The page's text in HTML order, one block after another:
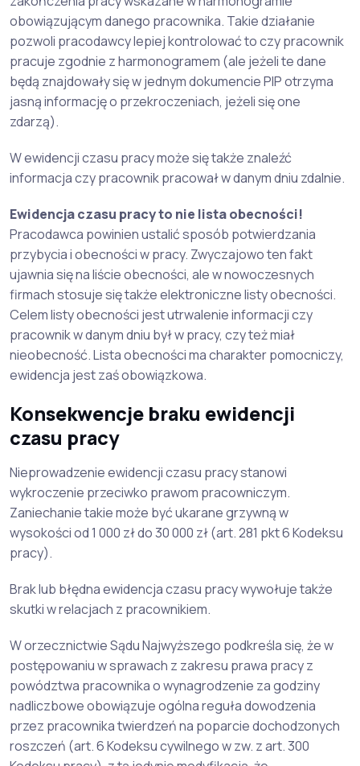
obowiązującym danego pracownika. Takie działanie
pozwoli pracodawcy lepiej kontrolować to czy pracownik
pracuje zgodnie z harmonogramem (ale jeżeli te dane
będą znajdowały się w jednym dokumencie PIP otrzyma
jasną informację o przekroczeniach, jeżeli się one
zdarzą).
W ewidencji czasu pracy może się także znaleźć
informacja czy pracownik pracował w danym dniu zdalnie.
Ewidencja czasu pracy to nie lista obecności!
Pracodawca powinien ustalić sposób potwierdzania
przybycia i obecności w pracy. Zwyczajowo ten fakt
ujawnia się na liście obecności, ale w nowoczesnych
firmach stosuje się także elektroniczne listy obecności.
Celem listy obecności jest utrwalenie informacji czy
pracownik w danym dniu był w pracy, czy też miał
nieobecność. Lista obecności ma charakter pomocniczy,
ewidencja jest zaś obowiązkowa.
Konsekwencje braku ewidencji
czasu pracy
Nieprowadzenie ewidencji czasu pracy stanowi
wykroczenie przeciwko prawom pracowniczym.
Zaniechanie takie może być ukarane grzywną w
wysokości od 1 000 zł do 30 000 zł (art. 281 pkt 6 Kodeksu
pracy).
Brak lub błędna ewidencja czasu pracy wywołuje także
skutki w relacjach z pracownikiem.
W orzecznictwie Sądu Najwyższego podkreśla się, że w
postępowaniu w sprawach z zakresu prawa pracy z
powództwa pracownika o wynagrodzenie za godziny
nadliczbowe obowiązuje ogólna reguła dowodzenia
przez pracownika twierdzeń na poparcie dochodzonych
roszczeń (art. 6 Kodeksu cywilnego w zw. z art. 300